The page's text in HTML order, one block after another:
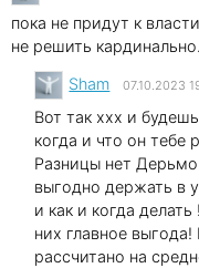
пока не придут к
не решить кардинально.
Sham 07.10.2023
Вот так xxx и
когда и что он тебе
Разницы нет
выгодно держать в
и как и когда
них главное
рассчитано на